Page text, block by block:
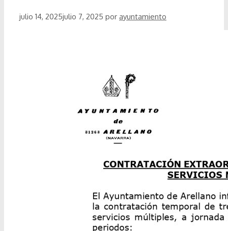
julio 14, 2025julio 7, 2025 por ayuntamiento